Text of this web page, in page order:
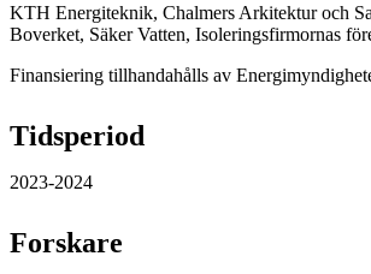
KTH Energiteknik, Chalmers Arkitektur och
Boverket, Säker Vatten, Isoleringsfirmornas
Finansiering tillhandahålls av
Tidsperiod
2023-2024
Forskare